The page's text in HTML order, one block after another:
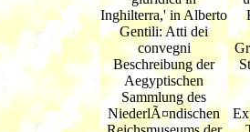
Inghilterra,' in Alberto
Gentili: Atti dei
convegni
Beschreibung der
Aegyptischen
Sammlung des
NiederlÃ¤ndischen